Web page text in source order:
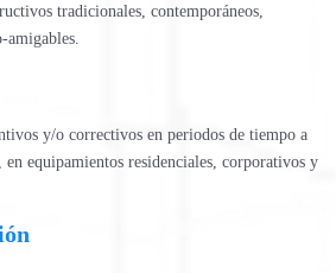
tradicionales, contemporáneos,
y/o correctivos en periodos de tiempo a
equipamientos residenciales, corporativos y